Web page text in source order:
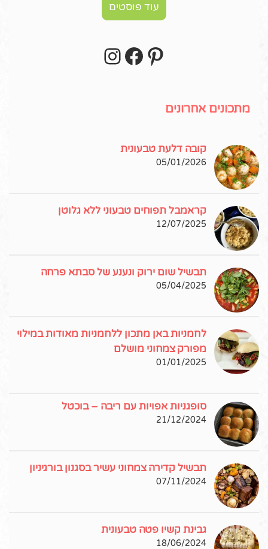
עוד פוסטים
Pinterest
Facebook
מתכונים אחרונים
קובה דלעת טבעונית
05/01/2026
קראמבל תפוחים טבעוני ללא גלוטן
12/07/2025
תבשיל שום ירוק ונענע של סבתא פרחה
05/04/2025
לחמניות באן מתכון ללחמניות מאודות במילוי
מפורק צמחוני מושלם
01/01/2025
סופגניות אפויות עם ריבה – בוכטל
21/12/2024
תבשיל קדירה צמחוני עשיר בסגנון בורגיניון
07/11/2024
גבינת קשיו פטה טבעונית
18/06/2024